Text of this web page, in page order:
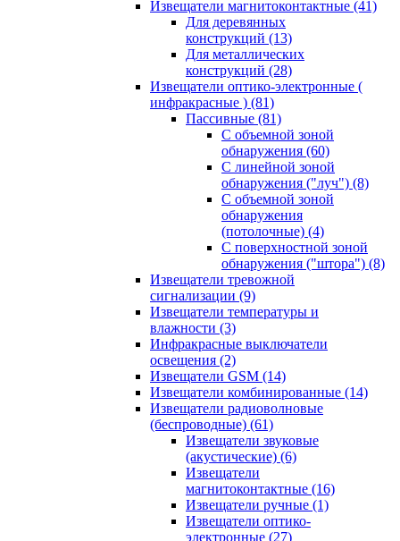
Извещатели магнитоконтактные (41)
Для деревянных
конструкций (13)
Для металлических
конструкций (28)
Извещатели оптико-электронные (
инфракрасные ) (81)
Пассивные (81)
С объемной зоной
обнаружения (60)
С линейной зоной
обнаружения ("луч") (8)
С объемной зоной
обнаружения
(потолочные) (4)
С поверхностной зоной
обнаружения ("штора") (8)
Извещатели тревожной
сигнализации (9)
Извещатели температуры и
влажности (3)
Инфракрасные выключатели
освещения (2)
Извещатели GSM (14)
Извещатели комбинированные (14)
Извещатели радиоволновые
(беспроводные) (61)
Извещатели звуковые
(акустические) (6)
Извещатели
магнитоконтактные (16)
Извещатели ручные (1)
Извещатели оптико-
электронные (27)